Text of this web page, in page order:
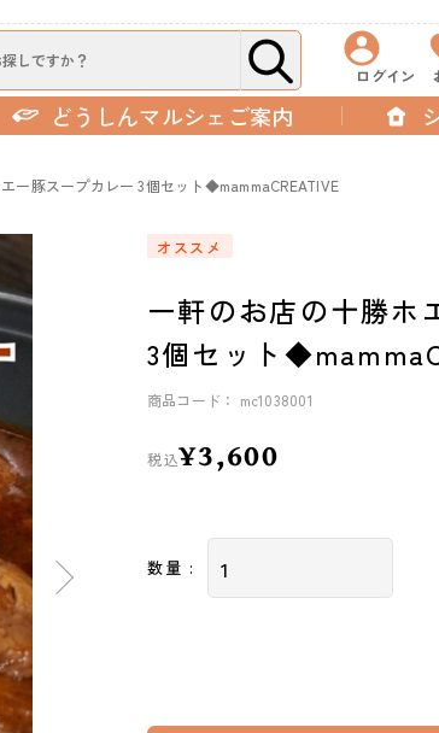
ログイン
どうしんマルシェご案内
ー豚スープカレー 3個セット◆mammaCREATIVE
オススメ
一軒のお店の十勝ホ
3個セット
商品コード： mc1038001
税込¥3,600
数量 :